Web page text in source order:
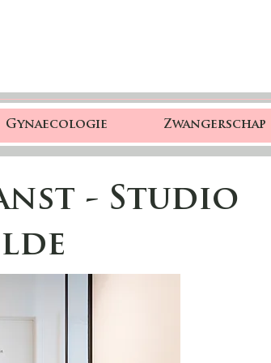
Gynaecologie Zwangerschap
- Studio